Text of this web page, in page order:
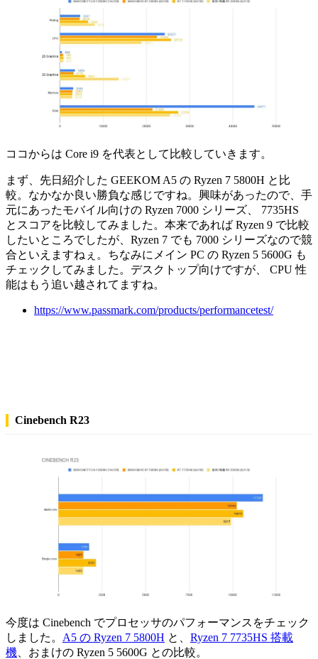
ココからは Core i9 を代表として比較していきます。
まず、先日紹介した GEEKOM A5 の Ryzen 7 5800H と比
較。なかなか良い勝負な感じですね。興味があったので、手
元にあったモバイル向けの Ryzen 7000 シリーズ、 7735HS
とスコアを比較してみました。本来であれば Ryzen 9 で比較
したいところでしたが、Ryzen 7 でも 7000 シリーズなので競
合といえますねぇ。ちなみにメイン PC の Ryzen 5 5600G も
チェックしてみました。デスクトップ向けですが、 CPU 性
能はもう追い越されてますね。
https://www.passmark.com/products/performancetest/
Cinebench R23
今度は Cinebench でプロセッサのパフォーマンスをチェック
しました。 A5 の Ryzen 7 5800H と、 Ryzen 7 7735HS 搭載
機 、おまけの Ryzen 5 5600G との比較。